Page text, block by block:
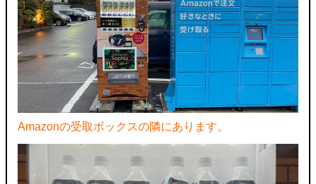
Amazonの受取ボックスの隣にあります​​​​​​。